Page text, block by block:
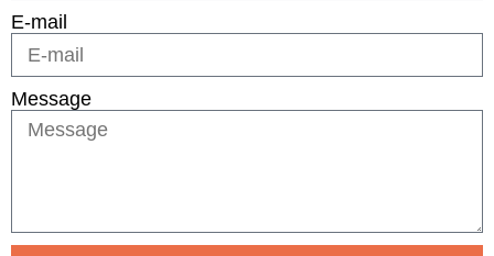
E-mail
Message